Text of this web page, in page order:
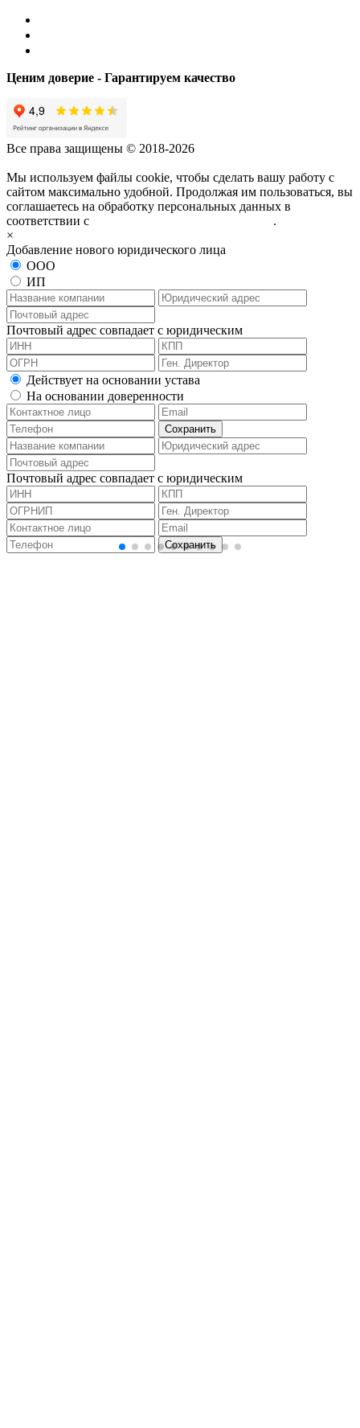
Ценим доверие - Гарантируем качество
Все права защищены © 2018-2026
Мы используем файлы cookie, чтобы сделать вашу работу с
сайтом максимально удобной. Продолжая им пользоваться, вы
соглашаетесь на обработку персональных данных в
соответствии с
.
×
Добавление нового юридического лица
ООО
ИП
Почтовый адрес совпадает с юридическим
Действует на основании устава
На основании доверенности
Почтовый адрес совпадает с юридическим